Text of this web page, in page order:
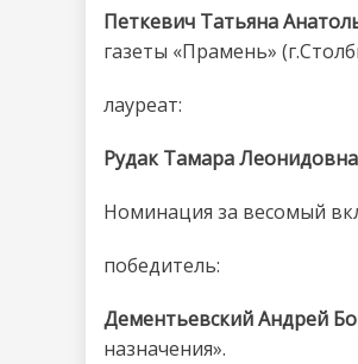
Петкевич Татьяна
газеты «Прамень»
лауреат:
Рудак Тамара Леонидовна
Номинация за весомый
победитель:
Дементьевский Андрей
назначения».